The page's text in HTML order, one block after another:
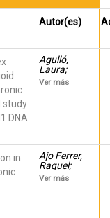
Autor(es)
study
DNA
Agulló,
Laura;
Escorial,
Mónica;
Juan;
Margarit,
César;
Peiró, Ana
Ver más
in
Ajo Ferrer,
Raquel;
Segura,
Ana; inda,
Ver más